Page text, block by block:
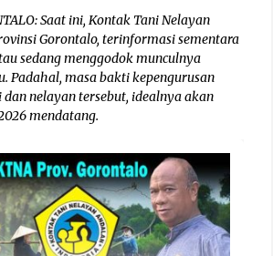
Saat ini, Kontak Tani Nelayan
Gorontalo, terinformasi sementara
sedang menggodok munculnya
Padahal, masa bakti kepengurusan
nelayan tersebut, idealnya akan
mendatang.